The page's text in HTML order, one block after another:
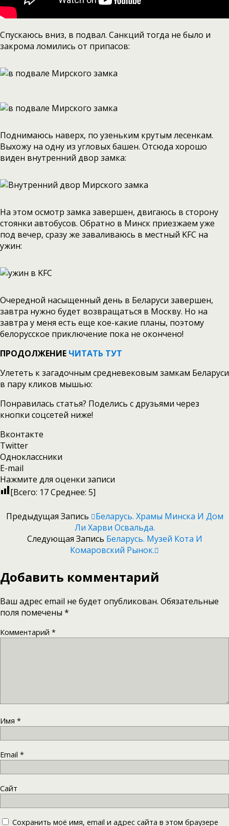
Спускаюсь вниз, в подвал. Санкций тогда не было и
закрома ломились от припасов:
Поднимаюсь наверх, по узеньким крутым лесенкам.
Выхожу на одну из угловых башен. Отсюда хорошо
виден внутренний двор замка:
На этом осмотр замка завершен, двигаюсь в сторону
стоянки автобусов. Обратно в Минск приезжаем уже
под вечер, сразу же заваливаюсь в местный KFC на
ужин:
Очередной насыщенный день в Беларуси завершен,
завтра нужно будет возвращаться в Москву. Но на
завтра у меня есть еще кое-какие планы, поэтому
белорусское приключение пока не окончено!
ПРОДОЛЖЕНИЕ ЧИТАТЬ ТУТ
Улететь к загадочным средневековым замкам Беларуси
в пару кликов мышью:
Понравилась статья? Поделись с друзьями через
кнопки соцсетей ниже!
Вконтакте
Twitter
Одноклассники
E-mail
Нажмите для оценки записи
[Всего: 17Среднее: 5]
Предыдущая Запись
Беларусь. Храмы Минска И Дом
Ли Харви Освальда.
Следующая Запись Беларусь. Музей Кота И
Комаровский Рынок.
Добавить комментарий
Ваш адрес email не будет опубликован. Обязательные
поля помечены *
Комментарий *
Имя *
Email *
Сайт
Сохранить моё имя, email и адрес сайта в этом браузере